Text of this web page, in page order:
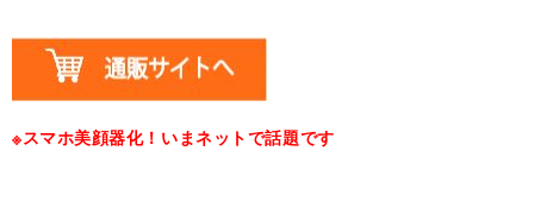
※スマホ美顔器化！いまネットで話題です